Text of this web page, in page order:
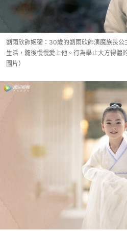
劉雨欣飾姬蘅：30歲的劉雨欣飾演魔族長
生活，隨後慢慢愛上他。行為舉止大方得體
圖片）